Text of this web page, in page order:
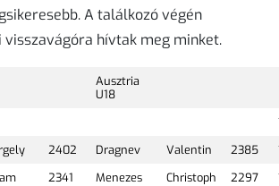
A találkozó végén
visszavágóra hívtak meg minket.
Ausztria
U18
2402 Dragnev Valentin 2385
2341 Menezes Christoph 2297